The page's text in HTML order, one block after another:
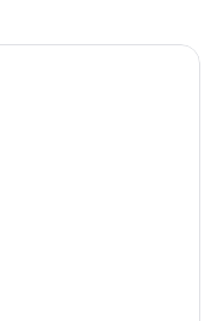
impresionante playa de